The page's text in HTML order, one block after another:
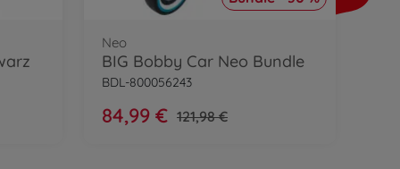
Neo
BIG Bobby Car Neo Bundle
BDL-800056243
84,99 € 121,98 €